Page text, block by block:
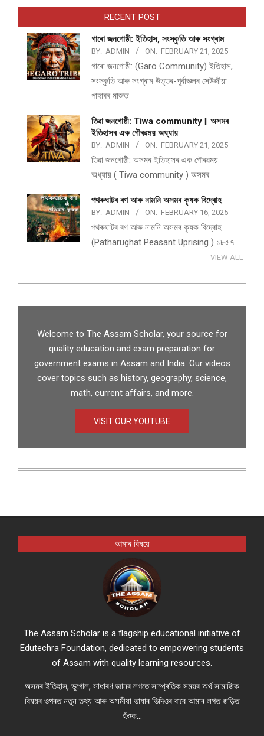
RECENT POST
গাৰো জনগোষ্ঠী: ইতিহাস, সংস্কৃতি আৰু সংগ্ৰাম
BY: ADMIN ON: FEBRUARY 21, 2025
গাৰো জনগোষ্ঠী: (Garo Community) ইতিহাস,
সংস্কৃতি আৰু সংগ্ৰাম উত্তৰ-পূৰ্বাঞ্চলৰ সেউজীয়া
পাহাৰৰ মাজত
তিৱা জনগোষ্ঠী: Tiwa community || অসমৰ
ইতিহাসৰ এক গৌৰৱময় অধ্যায়
BY: ADMIN ON: FEBRUARY 21, 2025
তিৱা জনগোষ্ঠী: অসমৰ ইতিহাসৰ এক গৌৰৱময়
অধ্যায় ( Tiwa community ) অসমৰ
পথ​ৰুঘাট​ৰ ৰণ আৰু নামনি অসম​ৰ কৃষক বিদ্ৰোহ​
BY: ADMIN ON: FEBRUARY 16, 2025
পথ​ৰুঘাট​ৰ ৰণ আৰু নামনি অসম​ৰ কৃষক বিদ্ৰোহ​
(Patharughat Peasant Uprising ) ১৮৫৭
VIEW ALL
Welcome to The Assam Scholar, your source for
quality education and exam preparation for
government exams in Assam and India. Our videos
cover topics such as history, geography, science,
math, current affairs, and more.
VISIT OUR YOUTUBE
আমাৰ বিষয়ে
The Assam Scholar is a flagship educational initiative of
Edutechra Foundation, dedicated to empowering students
of Assam with quality learning resources.
অসমৰ ইতিহাস, ভুগোল, সাধাৰণ জ্ঞানৰ লগতে সাম্প্ৰতিক সময়ৰ অৰ্থ সামাজিক
বিষয়ৰ ওপৰত নতুন তথ্য আৰু অসমীয়া ভাষাৰ ভিদিওৰ বাবে আমাৰ লগত জড়িত
হঁওক...